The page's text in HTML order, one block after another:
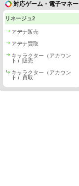
対応ゲーム・電子マネー
リネージュ2
アデナ販売
アデナ買取
キャラクター（アカウン
ト）販売
キャラクター（アカウン
ト）買取